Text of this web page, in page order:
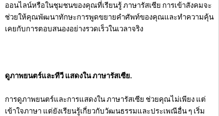
ออนไลน์หรือในชุมชนของคุณที่เรียนรู้ ภาษารัสเซีย การเข้าสังคมจะ
ช่วยให้คุณพัฒนาทักษะการพูดขยายคำศัพท์ของคุณและทำความคุ้น
เคยกับการตอบสนองอย่างรวดเร็วในเวลาจริง
ดูภาพยนตร์และทีวี แสดงใน ภาษารัสเซีย.
การดูภาพยนตร์และการแสดงใน ภาษารัสเซีย ช่วยคุณไม่เพียง แต่
เข้าใจภาษา แต่ยังเรียนรู้เกี่ยวกับวัฒนธรรมและประเพณีอื่น ๆ เริ่ม